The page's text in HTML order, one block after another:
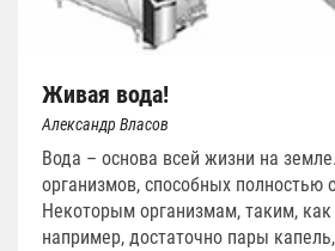
Живая вода!
Александр Власов
Вода – основа всей жизни на
организмов, способных полностью
Некоторым организмам, таким,
например, достаточно пары